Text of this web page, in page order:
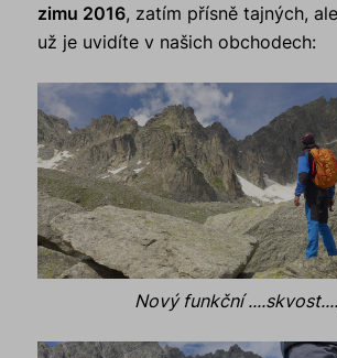
zimu 2016, zatím přísně tajných,
už je uvidíte v našich obchodech:
Nový funkční ....skvost....